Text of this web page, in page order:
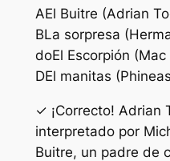
AEl Buitre (Adrian
BLa sorpresa
doEl Escorpión (Mac
DEl manitas
✓ ¡Correcto! Adrian
interpretado por
Buitre, un padre de